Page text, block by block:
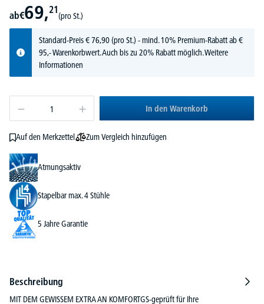
ab€69,21
(pro St.)
Standard-Preis€76,90(pro St.) - mind. 10% Premium-Rabatt ab €
95,- Warenkorbwert. Auch bis zu 20% Rabatt möglich.Weitere
Informationen
In den Warenkorb
Auf den Merkzettel Zum Vergleich hinzufügen
Atmungsaktiv
Stapelbar max. 4 Stühle
5 Jahre Garantie
Beschreibung
MIT DEM GEWISSEM EXTRA AN KOMFORTGS-geprüft für Ihre